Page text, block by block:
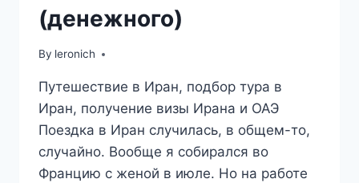
(денежного)
By leronich
Путешествие в Иран, подбор тура в
Иран, получение визы Ирана и ОАЭ
Поездка в Иран случилась, в общем-то,
случайно. Вообще я собирался во
Францию с женой в июле. Но на работе